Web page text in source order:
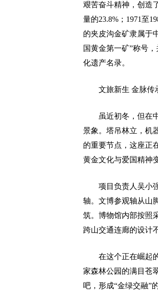
艰苦奋斗精神，创造
量的23.8%；1971至
的夹皮沟金矿隶属于
国黄金第一矿”称号
化遗产名录。
文旅新生 金脉传
虽近初冬，但在中
景象。塔吊林立，机
的重要节点，这座正
黄金文化与爱国精神
项目负责人吴小强
轴。文博参观轴从山
筑。博物馆内部按照
跨山交通连廊的设计
在这个正在崛起的
家森林公园的满目苍
吧，形成“金绿交融”